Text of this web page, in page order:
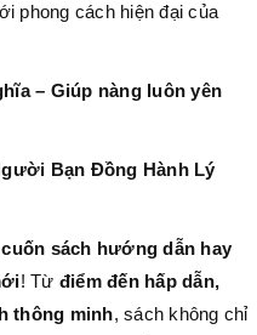
phong cách hiện đại của
– Giúp nàng luôn yên
Bạn Đồng Hành Lý
sách hướng dẫn hay
! Từ điểm đến hấp dẫn,
thông minh, sách không chỉ